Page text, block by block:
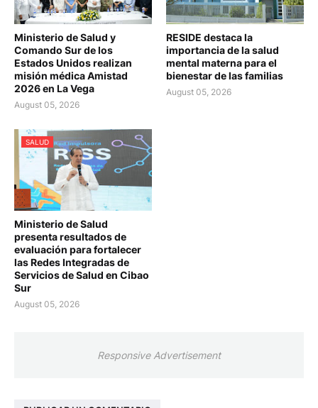
Ministerio de Salud y
Comando Sur de los
Estados Unidos realizan
misión médica Amistad
2026 en La Vega
August 05, 2026
RESIDE destaca la
importancia de la salud
mental materna para el
bienestar de las familias
August 05, 2026
SALUD
Ministerio de Salud
presenta resultados de
evaluación para fortalecer
las Redes Integradas de
Servicios de Salud en Cibao
Sur
August 05, 2026
Responsive Advertisement